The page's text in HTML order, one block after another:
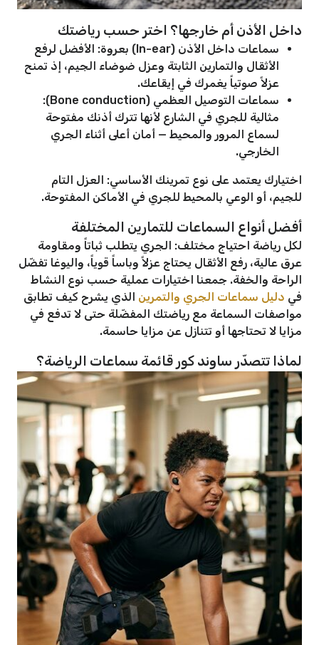
داخل الأذن أم خارجها؟ اختر حسب رياضتك
سماعات داخل الأذن (In-ear) بعروة: الأفضل لرفع
الأثقال والتمارين الثابتة وعزل ضوضاء الجيم، إذ تمنح
عزلاً صوتياً يغمرك في إيقاعك.
سماعات التوصيل العظمي (Bone conduction):
مثالية للجري في الشارع لأنها تترك أذنك مفتوحة
لسماع المرور والمحيط — أمان أعلى أثناء الجري
الخارجي.
اختيارك يعتمد على نوع تمرينك الأساسي: العزل التام
للجيم، أو الوعي بالمحيط للجري في الأماكن المفتوحة.
أفضل أنواع السماعات للتمارين المختلفة
لكل رياضة احتياج مختلف: الجري يتطلب ثباتاً ومقاومة
عرق عالية، رفع الأثقال يحتاج عزلاً وباساً قوياً، واليوغا تفضّل
الراحة والخفة. جمعنا اختيارات عملية حسب نوع النشاط
في دليل سماعات الجري والتمرين الذي يشرح كيف تطابق
مواصفات السماعة مع رياضتك المفضّلة حتى لا تدفع في
مزايا لا تحتاجها أو تتنازل عن مزايا حاسمة.
لماذا تتصدّر ساوند كور قائمة سماعات الرياضة؟